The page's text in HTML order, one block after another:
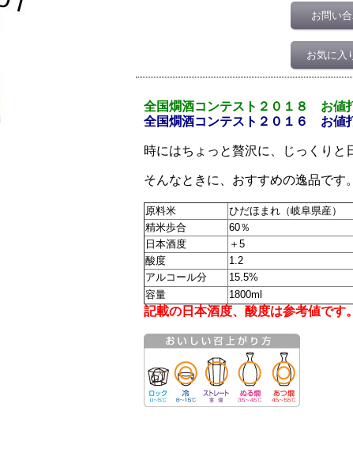
お問い
お気に入
全国燗酒コンテスト２０１８ お値
全国燗酒コンテスト２０１６ お値
時にはちょっと贅沢に、じっくりと
そんなときに、おすすめの逸品です
原料米
ひだほまれ（岐阜県産）
精米歩合
60％
日本酒度
＋5
酸度
1.2
アルコール分
15.5%
容量
1800ml
記載の日本酒度、酸度は参考値です